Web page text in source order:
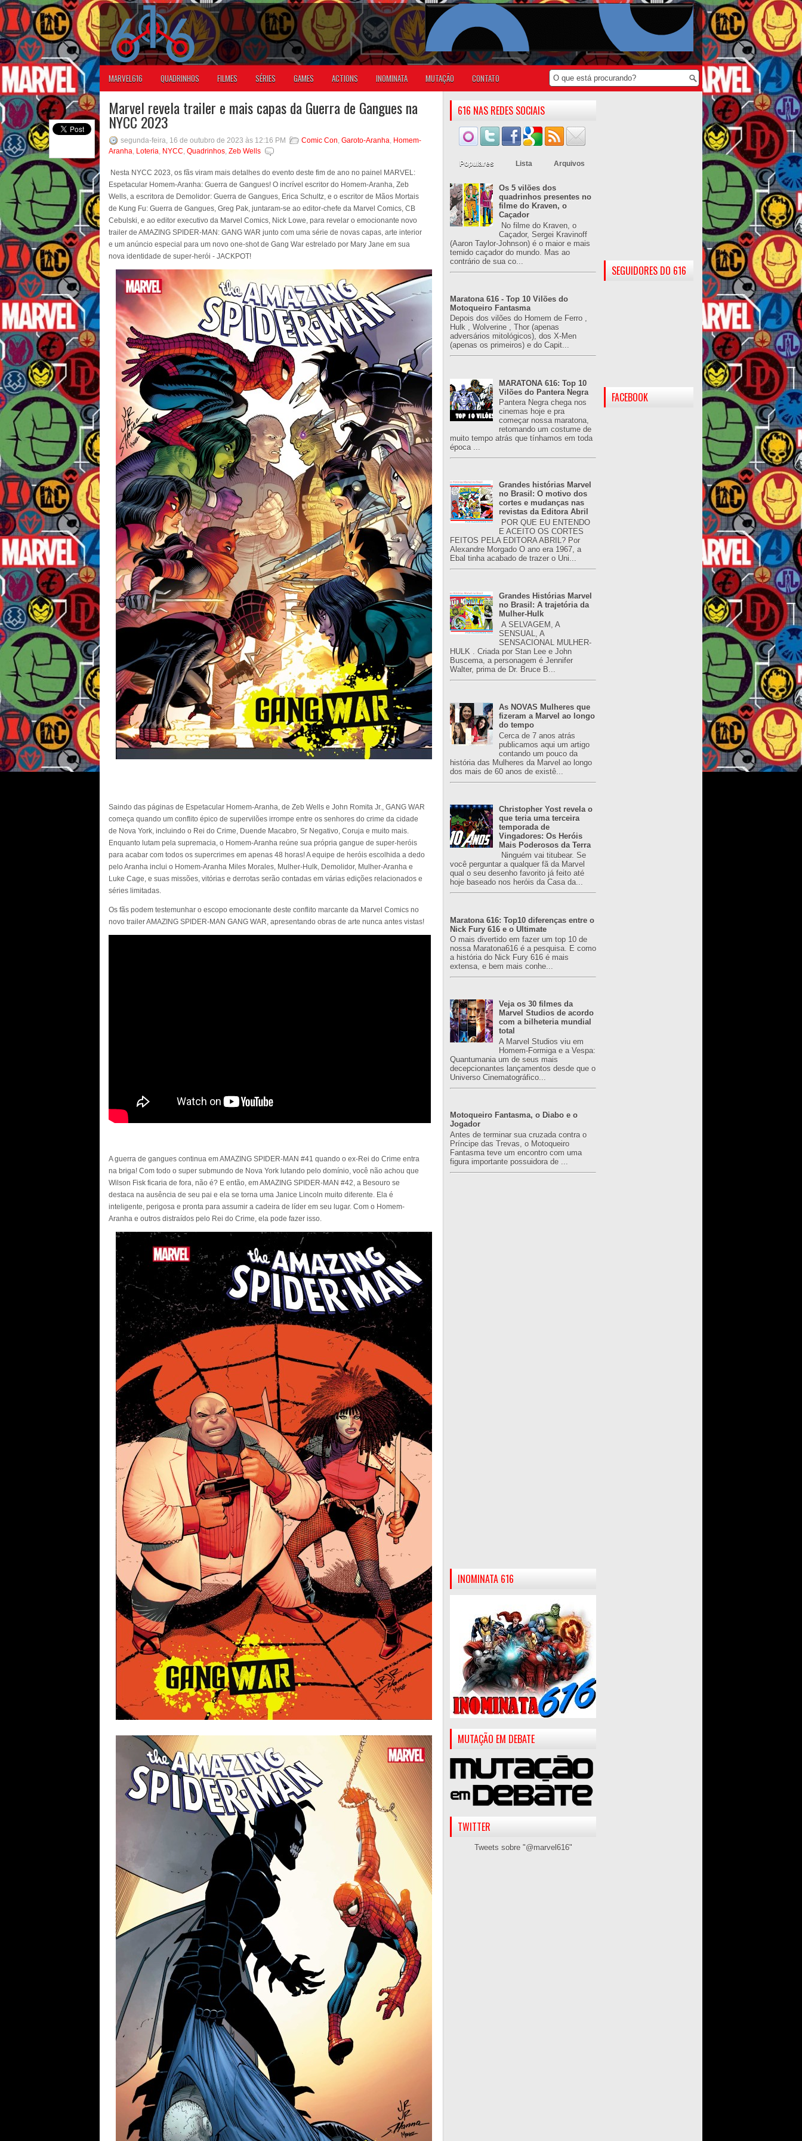
MARVEL616 QUADRINHOS FILMES SÉRIES GAMES ACTIONS INOMINATA MUTAÇÃO CONTATO
Marvel revela trailer e mais capas da Guerra de Gangues na
NYCC 2023
segunda-feira, 16 de outubro de 2023 às 12:16 PM Comic Con, Garoto-Aranha, Homem-
Aranha, Loteria, NYCC, Quadrinhos, Zeb Wells
Nesta NYCC 2023, os fãs viram mais detalhes do evento deste fim de ano no painel MARVEL:
Espetacular Homem-Aranha: Guerra de Gangues! O incrível escritor do Homem-Aranha, Zeb
Wells, a escritora de Demolidor: Guerra de Gangues, Erica Schultz, e o escritor de Mãos Mortais
de Kung Fu: Guerra de Gangues, Greg Pak, juntaram-se ao editor-chefe da Marvel Comics, CB
Cebulski, e ao editor executivo da Marvel Comics, Nick Lowe, para revelar o emocionante novo
trailer de AMAZING SPIDER-MAN: GANG WAR junto com uma série de novas capas, arte interior
e um anúncio especial para um novo one-shot de Gang War estrelado por Mary Jane em sua
nova identidade de super-herói - JACKPOT!
Saindo das páginas de Espetacular Homem-Aranha, de Zeb Wells e John Romita Jr., GANG WAR
começa quando um conflito épico de supervilões irrompe entre os senhores do crime da cidade
de Nova York, incluindo o Rei do Crime, Duende Macabro, Sr Negativo, Coruja e muito mais.
Enquanto lutam pela supremacia, o Homem-Aranha reúne sua própria gangue de super-heróis
para acabar com todos os supercrimes em apenas 48 horas! A equipe de heróis escolhida a dedo
pelo Aranha inclui o Homem-Aranha Miles Morales, Mulher-Hulk, Demolidor, Mulher-Aranha e
Luke Cage, e suas missões, vitórias e derrotas serão contadas em várias edições relacionados e
séries limitadas.
Os fãs podem testemunhar o escopo emocionante deste conflito marcante da Marvel Comics no
novo trailer AMAZING SPIDER-MAN GANG WAR, apresentando obras de arte nunca antes vistas!
A guerra de gangues continua em AMAZING SPIDER-MAN #41 quando o ex-Rei do Crime entra
na briga! Com todo o super submundo de Nova York lutando pelo domínio, você não achou que
Wilson Fisk ficaria de fora, não é? E então, em AMAZING SPIDER-MAN #42, a Besouro se
destaca na ausência de seu pai e ela se torna uma Janice Lincoln muito diferente. Ela é
inteligente, perigosa e pronta para assumir a cadeira de líder em seu lugar. Com o Homem-
Aranha e outros distraídos pelo Rei do Crime, ela pode fazer isso.
616 NAS REDES SOCIAIS
Populares Lista Arquivos
Os 5 vilões dos
quadrinhos presentes no
filme do Kraven, o
Caçador
No filme do Kraven, o
Caçador, Sergei Kravinoff
(Aaron Taylor-Johnson) é o maior e mais
temido caçador do mundo. Mas ao
contrário de sua co...
Maratona 616 - Top 10 Vilões do
Motoqueiro Fantasma
Depois dos vilões do Homem de Ferro ,
Hulk , Wolverine , Thor (apenas
adversários mitológicos), dos X-Men
(apenas os primeiros) e do Capit...
MARATONA 616: Top 10
Vilões do Pantera Negra
Pantera Negra chega nos
cinemas hoje e pra
começar nossa maratona,
retomando um costume de
muito tempo atrás que tínhamos em toda
época ...
Grandes histórias Marvel
no Brasil: O motivo dos
cortes e mudanças nas
revistas da Editora Abril
POR QUE EU ENTENDO
E ACEITO OS CORTES
FEITOS PELA EDITORA ABRIL? Por
Alexandre Morgado O ano era 1967, a
Ebal tinha acabado de trazer o Uni...
Grandes Histórias Marvel
no Brasil: A trajetória da
Mulher-Hulk
A SELVAGEM, A
SENSUAL, A
SENSACIONAL MULHER-
HULK . Criada por Stan Lee e John
Buscema, a personagem é Jennifer
Walter, prima de Dr. Bruce B...
As NOVAS Mulheres que
fizeram a Marvel ao longo
do tempo
Cerca de 7 anos atrás
publicamos aqui um artigo
contando um pouco da
história das Mulheres da Marvel ao longo
dos mais de 60 anos de existê...
Christopher Yost revela o
que teria uma terceira
temporada de
Vingadores: Os Heróis
Mais Poderosos da Terra
Ninguém vai titubear. Se
você perguntar a qualquer fã da Marvel
qual o seu desenho favorito já feito até
hoje baseado nos heróis da Casa da...
Maratona 616: Top10 diferenças entre o
Nick Fury 616 e o Ultimate
O mais divertido em fazer um top 10 de
nossa Maratona616 é a pesquisa. E como
a história do Nick Fury 616 é mais
extensa, e bem mais conhe...
Veja os 30 filmes da
Marvel Studios de acordo
com a bilheteria mundial
total
A Marvel Studios viu em
Homem-Formiga e a Vespa:
Quantumania um de seus mais
decepcionantes lançamentos desde que o
Universo Cinematográfico...
Motoqueiro Fantasma, o Diabo e o
Jogador
Antes de terminar sua cruzada contra o
Príncipe das Trevas, o Motoqueiro
Fantasma teve um encontro com uma
figura importante possuidora de ...
INOMINATA 616
MUTAÇÃO EM DEBATE
TWITTER
Tweets sobre "@marvel616"
SEGUIDORES DO 616
FACEBOOK